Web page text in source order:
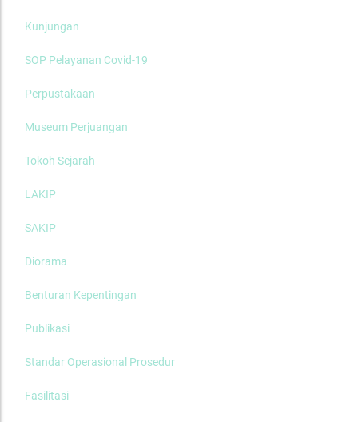
Kunjungan
SOP Pelayanan Covid-19
Perpustakaan
Museum Perjuangan
Tokoh Sejarah
LAKIP
SAKIP
Diorama
Benturan Kepentingan
Publikasi
Standar Operasional Prosedur
Fasilitasi